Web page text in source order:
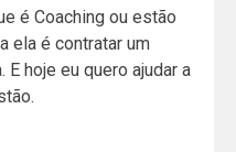
é Coaching ou estão
ela é contratar um
hoje eu quero ajudar a